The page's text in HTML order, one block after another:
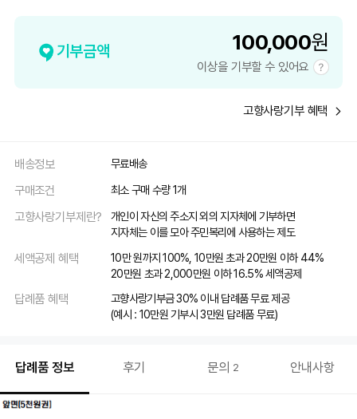
기부금액 100,000원
이상을 기부할 수 있어요
고향사랑기부 혜택
배송정보 무료배송
구매조건 최소 구매 수량 1개
고향사랑기부제란?
개인이 자신의 주소지 외의 지자체에 기부하면
지자체는 이를 모아 주민복리에 사용하는 제도
세액공제 혜택
10만 원까지 100%, 10만원 초과 20만원 이하 44%
20만원 초과 2,000만원 이하 16.5% 세액공제
답례품 혜택
고향사랑기부금 30% 이내 답례품 무료 제공
(예시 : 10만원 기부시 3만원 답례품 무료)
답례품 정보 후기 문의 2 안내사항